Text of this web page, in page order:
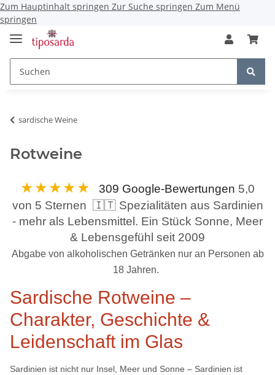
Zum Hauptinhalt springen Zur Suche springen Zum Menü
springen
sardische Weine
Rotweine
★★★★★ 309 Google-Bewertungen 5,0
von 5 Sternen 🇮🇹 Spezialitäten aus Sardinien
- mehr als Lebensmittel. Ein Stück Sonne, Meer
& Lebensgefühl seit 2009
Abgabe von alkoholischen Getränken nur an Personen ab
18 Jahren.
Sardische Rotweine –
Charakter, Geschichte &
Leidenschaft im Glas
Sardinien ist nicht nur Insel, Meer und Sonne – Sardinien ist